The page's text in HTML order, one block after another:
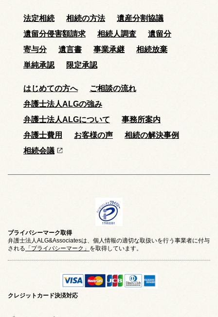
法定相続 相続の方法
遺産分割協議
遺留分侵害額請求
相続人調査
遺留分
寄与分
遺言書 事業承継
相続放棄
単純承認
限定承認
はじめての方へ
ご相談の流れ
弁護士法人ALGの強み
弁護士法人ALGについて
事務所案内
弁護士費用
お客様の声
相続の解決事例
相続会議
プライバシーマーク取得
弁護士法人ALG&Associatesは、個人情報の適切な取扱いを行う事業者に付与
される 「プライバシーマーク」 を取得しています。
クレジットカード決済対応